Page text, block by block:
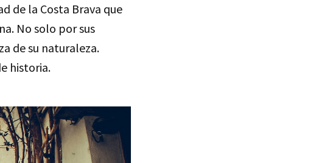
de la Costa Brava que
No solo por sus
de su naturaleza.
historia.